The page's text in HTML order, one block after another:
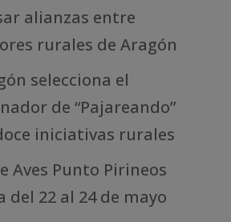
alianzas entre
rurales de Aragón
selecciona el
de “Pajareando”
iniciativas rurales
Aves Punto Pirineos
del 22 al 24 de mayo